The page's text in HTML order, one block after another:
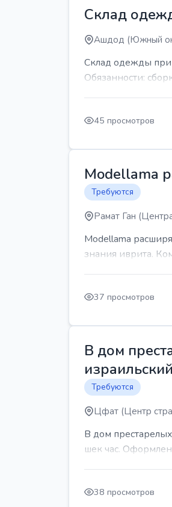
Склад
Ашдод (Южный
Склад одежды
Обязанности:
45 просмотров
Modellama
Требуются
Рамат Ган
Modellama
знания иврита.
37 просмотров
В дом
Требуются
Цфат (Центр
В дом
шек час.
38 просмотров